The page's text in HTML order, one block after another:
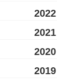
2022
2021
2020
2019